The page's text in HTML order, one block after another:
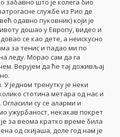
забавно што је колега био
службе из Рио де
одавно пуковник) који је
дошао у Европу, видео и
се као дете, а неискусно
за тенис и падао ми по
леду. Морао сам да га
Верујем да ће тај доживљај
једном тренутку је неки
стотина метара од нас и
су се аларми и
ужурбаност, некакав покрет
за веома кратко време била
од скијаша, доле год нам је